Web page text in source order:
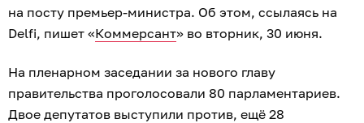
на посту премьер-министра. Об этом, ссылаясь на
Delfi, пишет «Коммерсант» во вторник, 30 июня.
На пленарном заседании за нового главу
правительства проголосовали 80 парламентариев.
Двое депутатов выступили против, ещё 28